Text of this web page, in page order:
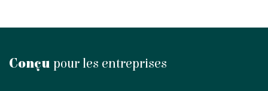
Conçu pour les entreprises